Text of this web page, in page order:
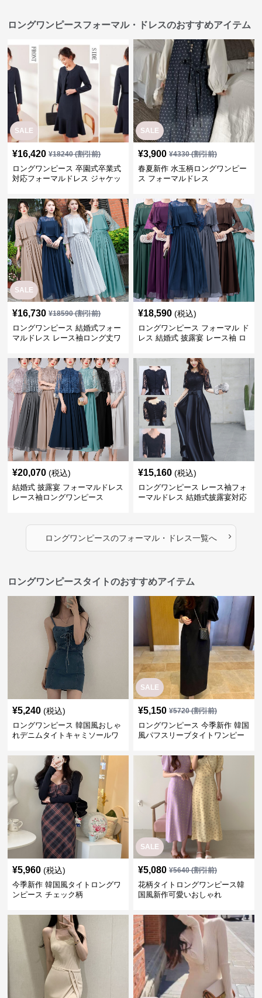
ロングワンピースフォーマル・ドレスのおすすめアイテム
SALE
¥16,420 ¥18240(割引前)
ロングワンピース 卒園式卒業式
対応フォーマルドレス ジャケッ
SALE
¥3,900 ¥4330(割引前)
春夏新作 水玉柄ロングワンピー
ス フォーマルドレス
SALE
¥16,730 ¥18590(割引前)
ロングワンピース 結婚式フォー
マルドレス レース袖ロング丈ワ
¥18,590 (税込)
ロングワンピース フォーマル ド
レス 結婚式 披露宴 レース袖 ロ
¥20,070 (税込)
結婚式 披露宴 フォーマルドレス
レース袖ロングワンピース
¥15,160 (税込)
ロングワンピース レース袖フォ
ーマルドレス 結婚式披露宴対応
ロングワンピースのフォーマル・ドレス一覧へ ›
ロングワンピースタイトのおすすめアイテム
¥5,240 (税込)
ロングワンピース 韓国風おしゃ
れデニムタイトキャミソールワ
SALE
¥5,150 ¥5720(割引前)
ロングワンピース 今季新作 韓国
風パフスリーブタイトワンピー
¥5,960 (税込)
今季新作 韓国風タイトロングワ
ンピース チェック柄
SALE
¥5,080 ¥5640(割引前)
花柄タイトロングワンピース韓
国風新作可愛いおしゃれ